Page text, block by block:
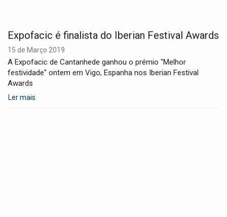
Expofacic é finalista do Iberian Festival Awards
15 de Março 2019
A Expofacic de Cantanhede ganhou o prémio "Melhor
festividade" ontem em Vigo, Espanha nos Iberian Festival
Awards
Ler mais